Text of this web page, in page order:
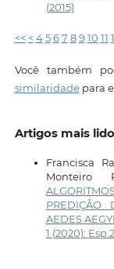
(2015)
<< < 4 5 6 7 8 9 10 11
Você também
similaridadepara
Artigos mais
Francisca
Monteiro
PREDIÇÃO
AEDES
1 (2020):